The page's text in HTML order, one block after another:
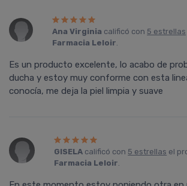
Ana Virginia calificó con 5 estrellas
Farmacia Leloir.
Es un producto excelente, lo acabo de
ducha y estoy muy conforme con esta
conocía, me deja la piel limpia y suave
GISELA calificó con 5 estrellas el
Farmacia Leloir.